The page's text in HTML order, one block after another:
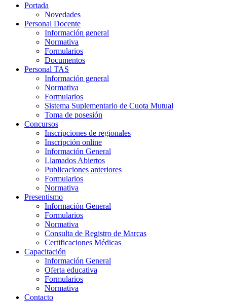
Portada
Novedades
Personal Docente
Información general
Normativa
Formularios
Documentos
Personal TAS
Información general
Normativa
Formularios
Sistema Suplementario de Cuota Mutual
Toma de posesión
Concursos
Inscripciones de regionales
Inscripción online
Información General
Llamados Abiertos
Publicaciones anteriores
Formularios
Normativa
Presentismo
Información General
Formularios
Normativa
Consulta de Registro de Marcas
Certificaciones Médicas
Capacitación
Información General
Oferta educativa
Formularios
Normativa
Contacto